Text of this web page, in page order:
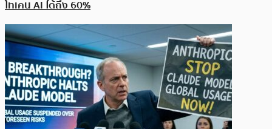
โทเคน AI ได้ถึง 60%